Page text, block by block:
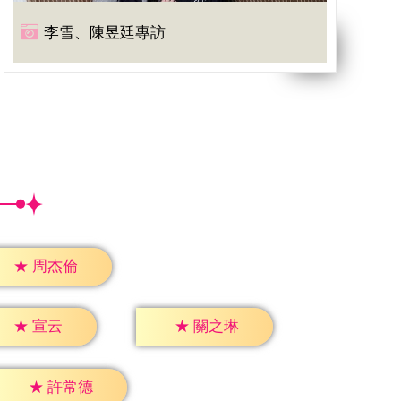
李雪、陳昱廷專訪
★ 周杰倫
★ 宣云 ★ 關之琳
★ 許常德